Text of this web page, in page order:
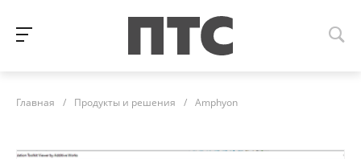
Главная / Продукты и решения / Amphyon